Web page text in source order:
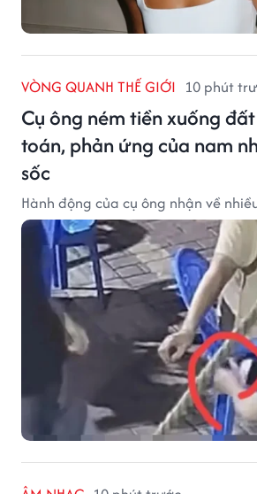
VÒNG QUANH THẾ GIỚI 10 phút
Cụ ông ném tiền xuống
toán, phản ứng của nam
sốc
Hành động của cụ ông nhận về